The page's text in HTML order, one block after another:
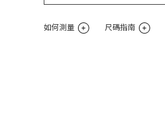
如何測量 尺碼指南